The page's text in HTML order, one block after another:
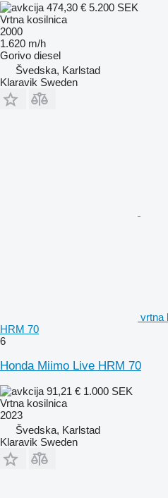
474,30 € 5.200 SEK
Vrtna kosilnica
2000
1.620 m/h
Gorivo diesel
Švedska, Karlstad
Klaravik Sweden
vrtna
HRM 70
6
Honda Miimo Live HRM 70
91,21 € 1.000 SEK
Vrtna kosilnica
2023
Švedska, Karlstad
Klaravik Sweden